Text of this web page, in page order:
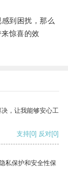
到困扰，那么
惊喜的效
，让我能够安心工
支持[0] 反对[0]
私保护和安全性保